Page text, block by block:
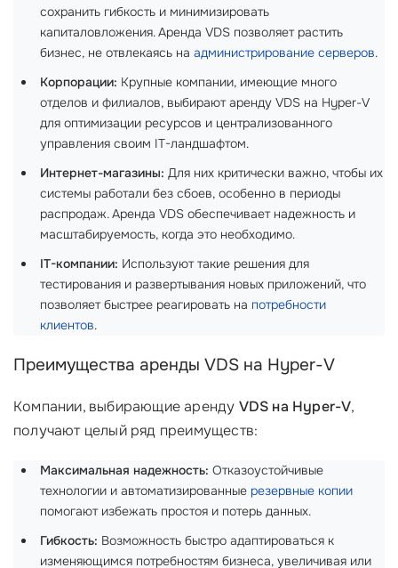
сохранить гибкость и минимизировать
капиталовложения. Аренда VDS позволяет растить
бизнес, не отвлекаясь на администрирование серверов.
Корпорации: Крупные компании, имеющие много
отделов и филиалов, выбирают аренду VDS на Hyper-V
для оптимизации ресурсов и централизованного
управления своим IT-ландшафтом.
Интернет-магазины: Для них критически важно, чтобы их
системы работали без сбоев, особенно в периоды
распродаж. Аренда VDS обеспечивает надежность и
масштабируемость, когда это необходимо.
IT-компании: Используют такие решения для
тестирования и развертывания новых приложений, что
позволяет быстрее реагировать на потребности
клиентов.
Преимущества аренды VDS на Hyper-V
Компании, выбирающие аренду VDS на Hyper-V,
получают целый ряд преимуществ:
Максимальная надежность: Отказоустойчивые
технологии и автоматизированные резервные копии
помогают избежать простоя и потерь данных.
Гибкость: Возможность быстро адаптироваться к
изменяющимся потребностям бизнеса, увеличивая или